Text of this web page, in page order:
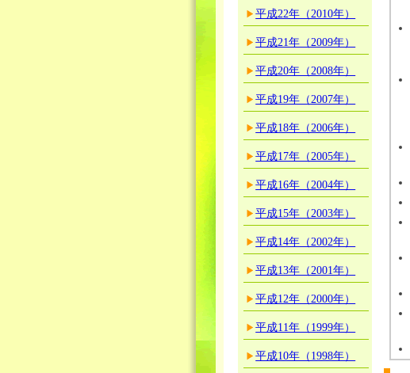
平成22年（2010年）
平成21年（2009年）
平成20年（2008年）
平成19年（2007年）
平成18年（2006年）
平成17年（2005年）
平成16年（2004年）
平成15年（2003年）
平成14年（2002年）
平成13年（2001年）
平成12年（2000年）
平成11年（1999年）
平成10年（1998年）